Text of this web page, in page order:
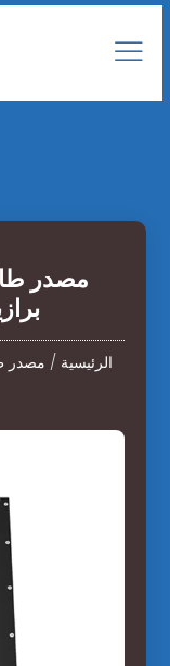
مصدر
الرئيسية / مصدر